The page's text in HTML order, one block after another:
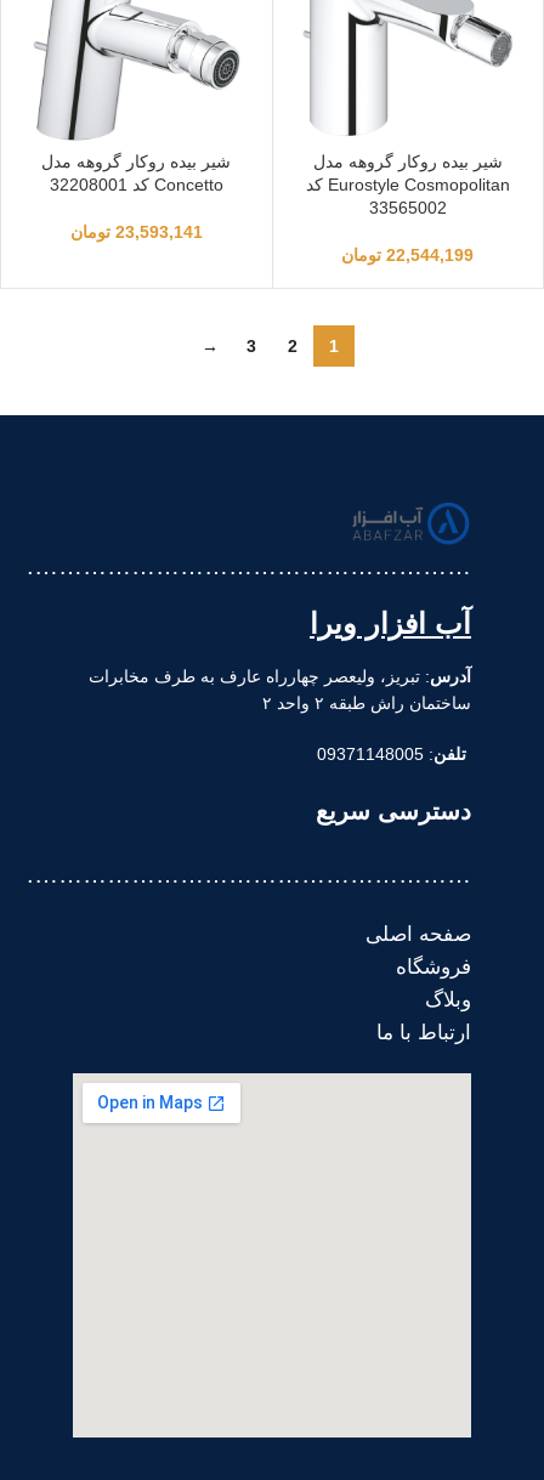
شیر بیده روکار گروهه مدل
Eurostyle Cosmopolitan کد
33565002
22,544,199 تومان
شیر بیده روکار گروهه مدل
Concetto کد 32208001
23,593,141 تومان
1
2
3
→
……………………………………………….
آب افزار ویرا
آدرس: تبریز، ولیعصر چهارراه عارف به طرف مخابرات
ساختمان راش طبقه ۲ واحد ۲
تلفن: 09371148005
دسترسی سریع
……………………………………………….
صفحه اصلی
فروشگاه
وبلاگ
ارتباط با ما